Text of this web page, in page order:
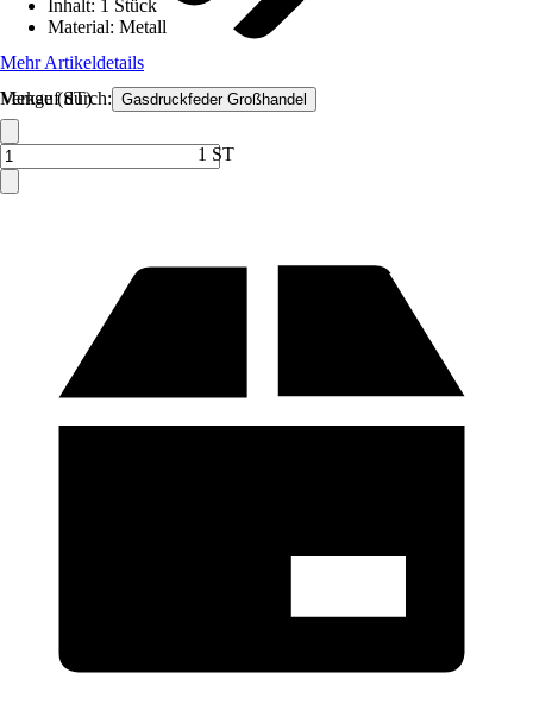
Verkauf durch: Gasdruckfeder Großhandel
Inhalt: 1 Stück
Material: Metall
Mehr Artikeldetails
Menge (ST)
1 ST